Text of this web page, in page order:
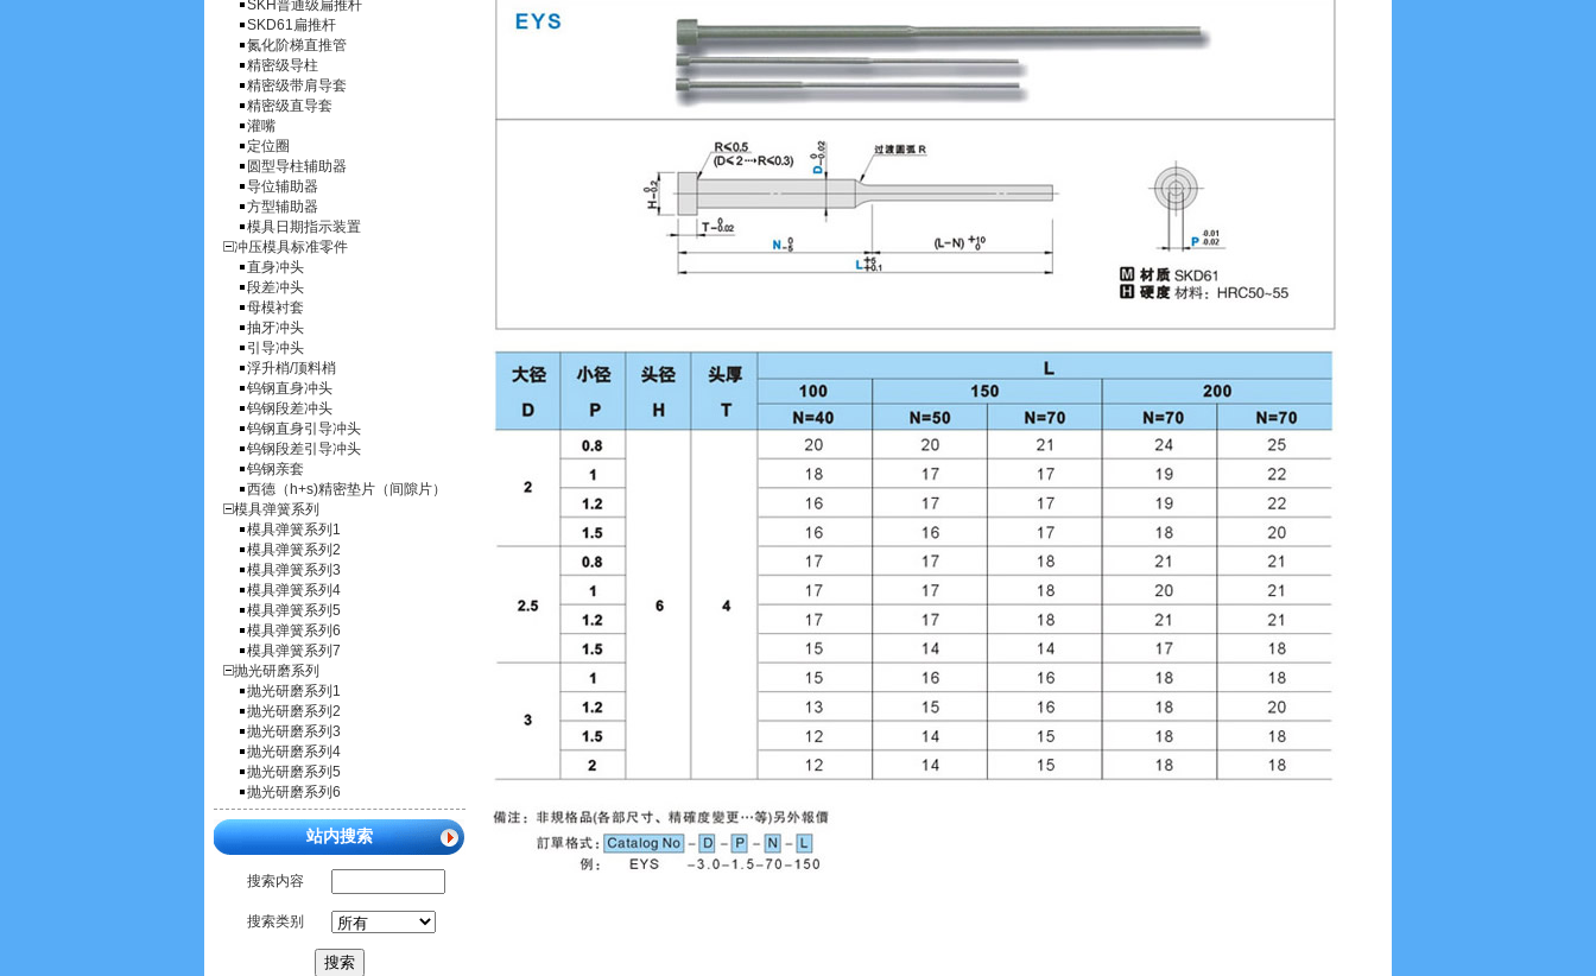
SKH普通级扁推杆
SKD61扁推杆
氮化阶梯直推管
精密级导柱
精密级带肩导套
精密级直导套
灌嘴
定位圈
圆型导柱辅助器
导位辅助器
方型辅助器
模具日期指示装置
冲压模具标准零件
直身冲头
段差冲头
母模衬套
抽牙冲头
引导冲头
浮升梢/顶料梢
钨钢直身冲头
钨钢段差冲头
钨钢直身引导冲头
钨钢段差引导冲头
钨钢亲套
西德（h+s)精密垫片（间隙片）
模具弹簧系列
模具弹簧系列1
模具弹簧系列2
模具弹簧系列3
模具弹簧系列4
模具弹簧系列5
模具弹簧系列6
模具弹簧系列7
抛光研磨系列
抛光研磨系列1
抛光研磨系列2
抛光研磨系列3
抛光研磨系列4
抛光研磨系列5
抛光研磨系列6
站内搜索
搜索内容
搜索类别